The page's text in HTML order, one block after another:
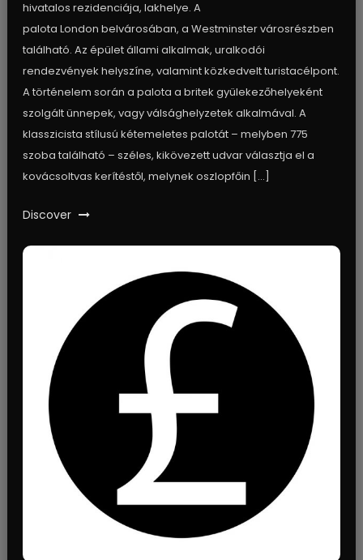
hivatalos rezidenciája, lakhelye. A
palota London belvárosában, a Westminster városrészben
található. Az épület állami alkalmak, uralkodói
rendezvények helyszíne, valamint közkedvelt turistacélpont.
A történelem során a palota a britek gyülekezőhelyeként
szolgált ünnepek, vagy válsághelyzetek alkalmával. A
klasszicista stílusú kétemeletes palotát – melyben 775
szoba található – széles, kikövezett udvar választja el a
kovácsoltvas kerítéstől, melynek oszlopfőin […]
Discover